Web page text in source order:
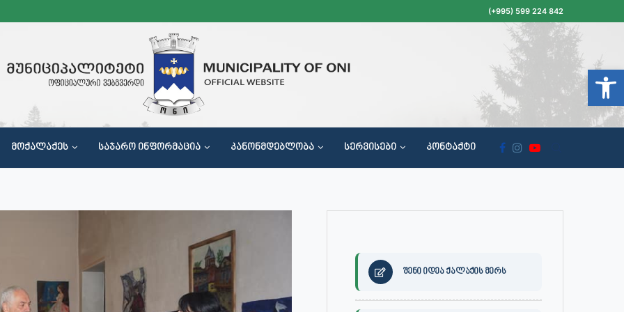
(+995) 599 224 842
ᲛᲝᲥᲐᲚᲐᲥᲔᲡ ᲡᲐᲯᲐᲠᲝ ᲘᲜᲤᲝᲠᲛᲐᲪᲘᲐ ᲙᲐᲜᲝᲜᲛᲓᲔᲑᲚᲝᲑᲐ ᲡᲔᲠᲕᲘᲡᲔᲑᲘ ᲙᲝᲜᲢᲐᲥᲢᲘ
შენი იდეა ქალაქის მერს